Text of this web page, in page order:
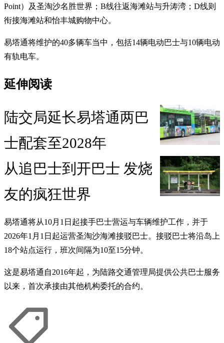
Point）及圣淘沙名胜世界；B线往返海滩站与升涛湾；D线则
衔接海滩站和怡丰城购物中心。
易塔通将维护的40多辆车当中，包括14辆电动巴士与10辆电动
有轨电车。
延伸阅读
陆交局延长易塔通两巴
士配套至2028年
从追巴士到开巴士 发烧
友的疯狂世界
易塔通将从10月1日起接手巴士营运与车辆维护工作，并于
2026年1月1日起运营圣淘沙海滩接驳巴士。接驳巴士将沿岛上
18个站点运行，班次间隔为10至15分钟。
这是易塔通自2016年起，为陆路交通管理局提供公共巴士服务
以来，首次承接由其他机构委托的合约。